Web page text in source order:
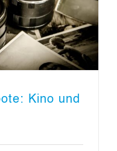
Kino und